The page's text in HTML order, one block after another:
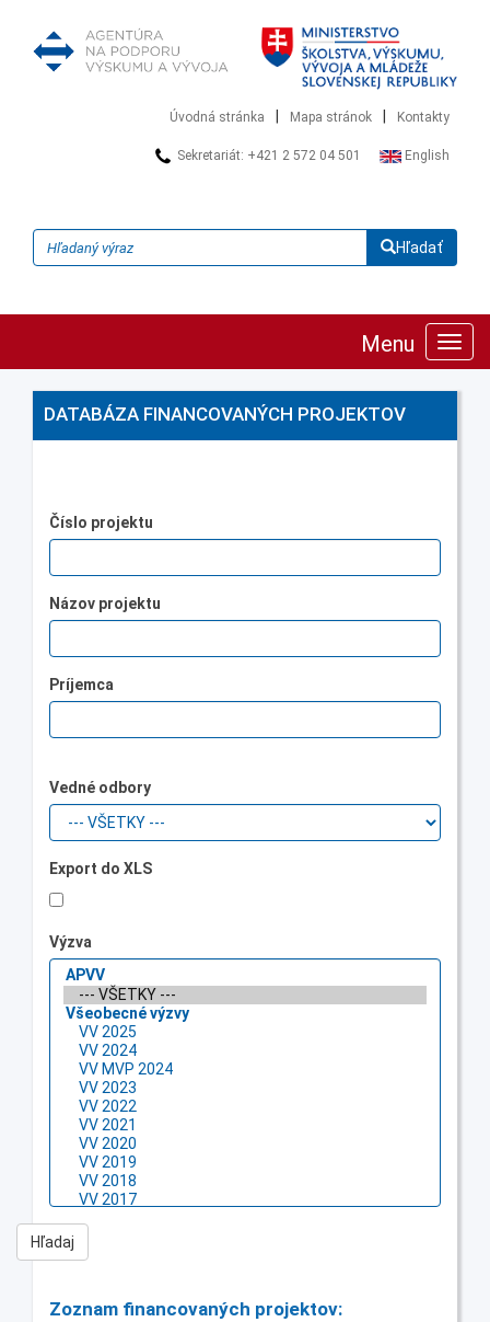
Úvodná stránka Mapa stránok Kontakty
Sekretariát: +421 2 572 04 501 English
Hľadať
Menu
DATABÁZA FINANCOVANÝCH PROJEKTOV
Číslo projektu
Názov projektu
Príjemca
Vedné odbory
Export do XLS
Výzva
Zoznam financovaných projektov: